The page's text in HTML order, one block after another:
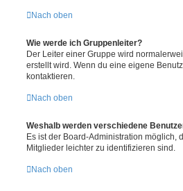
Nach oben
Wie werde ich Gruppenleiter?
Der Leiter einer Gruppe wird
erstellt wird. Wenn du eine eigene
kontaktieren.
Nach oben
Weshalb werden verschiedene
Es ist der Board-Administration möglich,
Mitglieder leichter zu identifizieren sind.
Nach oben